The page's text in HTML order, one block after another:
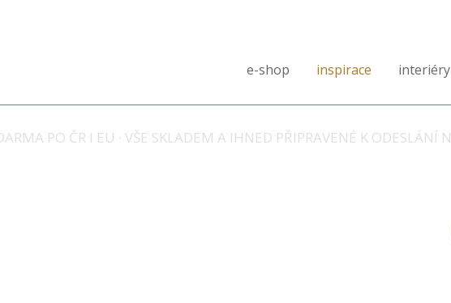
e-shop inspirace interiéry
PO ČR I EU · VŠE SKLADEM A IHNED PŘIPRAVENÉ K ODESLÁNÍ